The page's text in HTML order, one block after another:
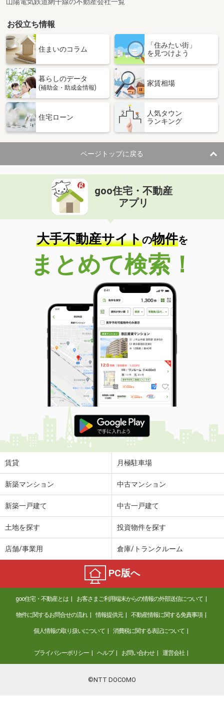
お役立ち情報
住まいのコラム
「住みたい街」
を見つけよう
暮らしのデータ
(補助金・助成金情報)
家賃相場
住宅ローン
人気タウン
ランキング
ページトップに戻る
goo住宅・不動産
アプリ
大手不動産サイトの物件を
まとめて検索！
賃貸 月極駐車場
新築マンション 中古マンション
新築一戸建て 中古一戸建て
土地を探す 投資物件を探す
店舗/事業用 倉庫/トランクルーム
PC版へ
goo住宅・不動産とは お客さまご利用端末からの情報の外部送信について
物件に関するお問合せの流れ 情報提供元 不動産情報に関する免責事項
個人情報の取り扱いについて 消費税に関する表記について
プライバシーポリシー ヘルプ お問い合わせ 運営会社
©NTT DOCOMO